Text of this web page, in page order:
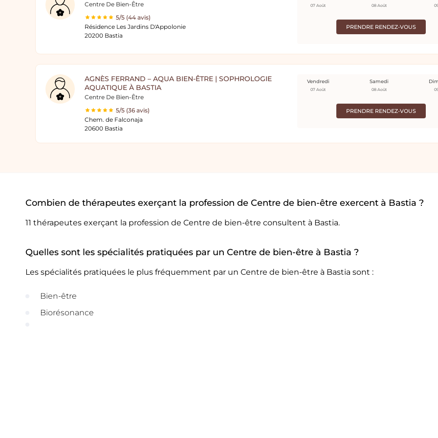
Centre De Bien-Être
5/5 (44 avis)
Résidence Les Jardins D'Appolonie
20200 Bastia
PRENDRE RENDEZ-VOUS
07 Août 08 Août
AGNÈS FERRAND – AQUA BIEN-ÊTRE | SOPHROLOGIE
AQUATIQUE À BASTIA
Centre De Bien-Être
5/5 (36 avis)
Chem. de Falconaja
20600 Bastia
PRENDRE RENDEZ-VOUS
Vendredi
07 Août
Samedi
08 Août
Combien de thérapeutes exerçant la profession de Centre de bien-être exercent à Bastia ?
11 thérapeutes exerçant la profession de Centre de bien-être consultent à Bastia.
Quelles sont les spécialités pratiquées par un Centre de bien-être à Bastia ?
Les spécialités pratiquées le plus fréquemment par un Centre de bien-être à Bastia sont :
Bien-être
Biorésonance